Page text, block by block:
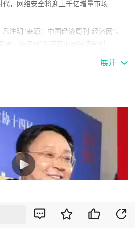
，网络安全将迎上千亿增量市场
注明“来源：中国经济周刊-经济网”、
来源：中国经济周刊-经济网”、“来源：
网”，不得改动标题及文字内容，违者
明“来源：XXX（非中国经济周刊或经济
自其它媒体，转载目的在于传递更多信
点和对其真实性负责。如其他媒体、网站
人联系，并自负法律责任。
展开
43